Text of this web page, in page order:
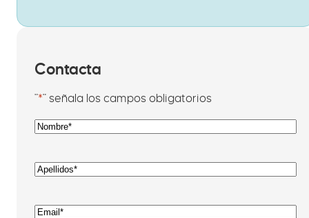
Contacta
"*" señala los campos obligatorios
Nombre
Apellidos
Introduce